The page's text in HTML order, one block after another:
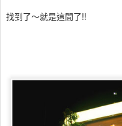
找到了～就是這間了!!